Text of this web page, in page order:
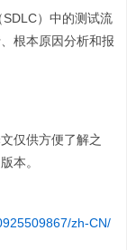
）中的测试流
根本原因分析和报
仅供方便了解之
本。
zh-CN/